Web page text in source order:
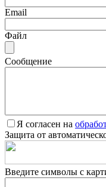
Email
Файл
Сообщение
Я согласен на
Защита от
Введите символы с